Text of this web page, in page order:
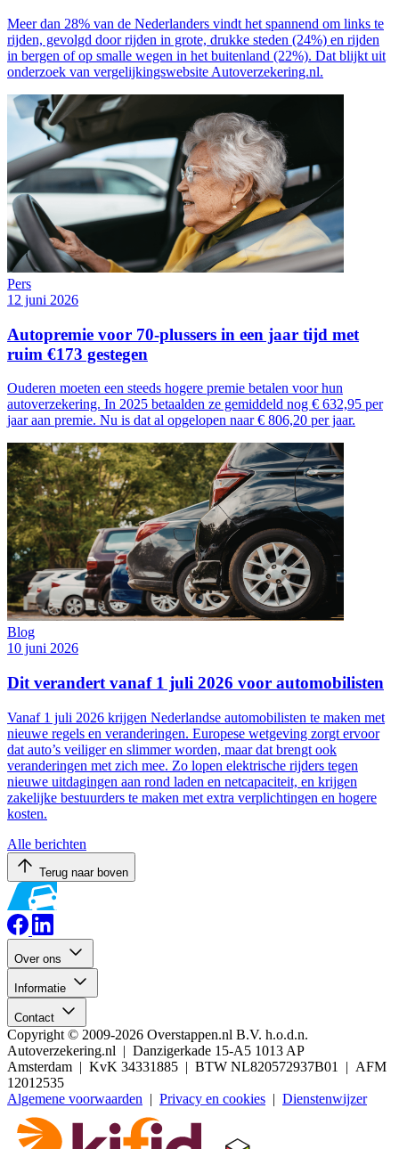
Meer dan 28% van de Nederlanders vindt het spannend om links te
rijden, gevolgd door rijden in grote, drukke steden (24%) en rijden
in bergen of op smalle wegen in het buitenland (22%). Dat blijkt uit
onderzoek van vergelijkingswebsite Autoverzekering.nl.
Pers
12 juni 2026
Autopremie voor 70-plussers in een jaar tijd met
ruim €173 gestegen
Ouderen moeten een steeds hogere premie betalen voor hun
autoverzekering. In 2025 betaalden ze gemiddeld nog € 632,95 per
jaar aan premie. Nu is dat al opgelopen naar € 806,20 per jaar.
Blog
10 juni 2026
Dit verandert vanaf 1 juli 2026 voor automobilisten
Vanaf 1 juli 2026 krijgen Nederlandse automobilisten te maken met
nieuwe regels en veranderingen. Europese wetgeving zorgt ervoor
dat auto’s veiliger en slimmer worden, maar dat brengt ook
veranderingen met zich mee. Zo lopen elektrische rijders tegen
nieuwe uitdagingen aan rond laden en netcapaciteit, en krijgen
zakelijke bestuurders te maken met extra verplichtingen en hogere
kosten.
Alle berichten
Terug naar boven
Over ons
Informatie
Contact
Copyright © 2009-2026 Overstappen.nl B.V. h.o.d.n.
Autoverzekering.nl | Danzigerkade 15-A5 1013 AP
Amsterdam | KvK 34331885 | BTW NL820572937B01 | AFM
12012535
Algemene voorwaarden | Privacy en cookies | Dienstenwijzer